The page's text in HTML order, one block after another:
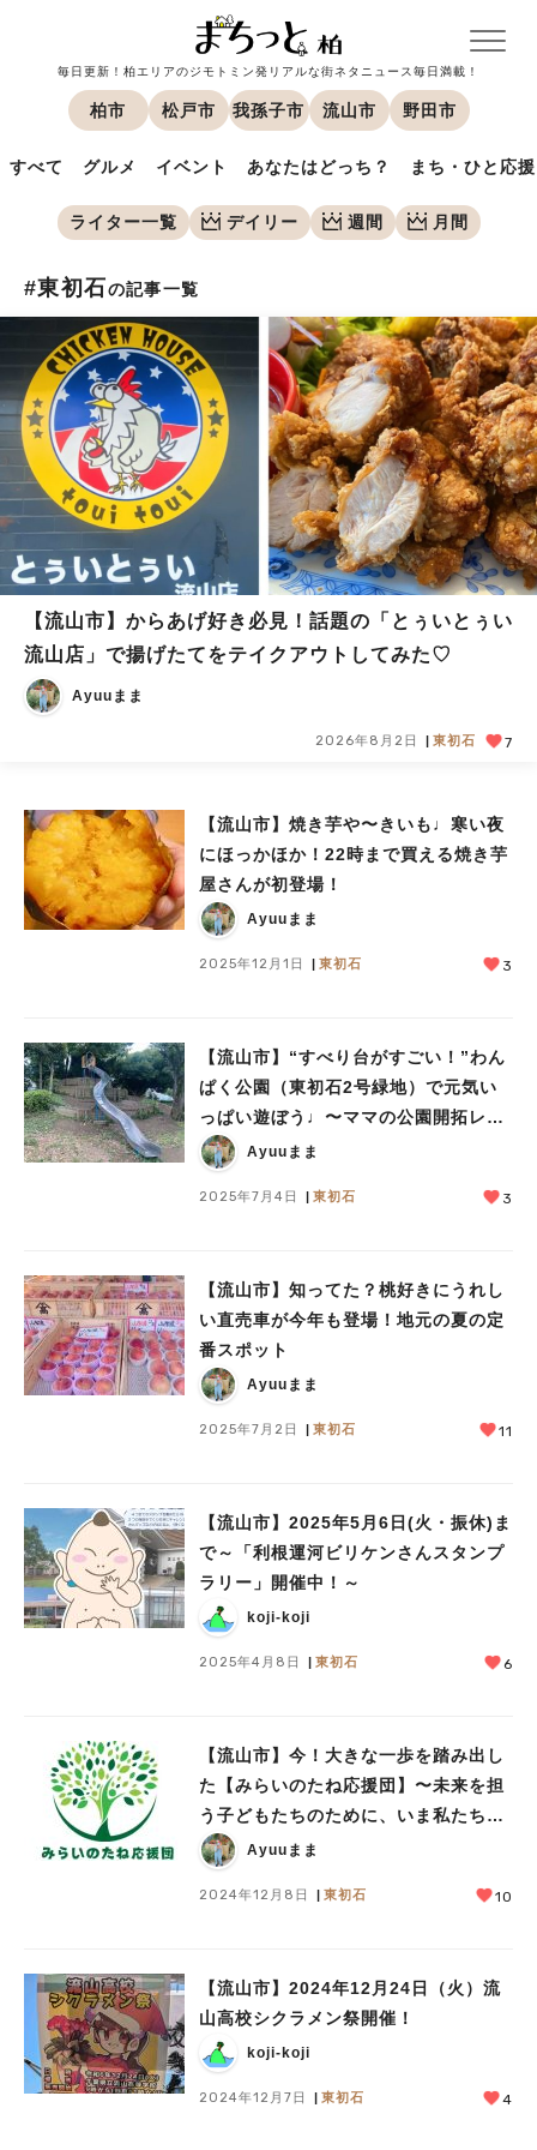
毎日更新！柏エリアのジモトミン発リアルな街ネタニュース毎日満載！
柏市 松戸市 我孫子市 流山市 野田市
すべて グルメ イベント あなたはどっち？ まち・ひと応援
ライター一覧 デイリー 週間 月間
#東初石の記事一覧
【流山市】からあげ好き必見！話題の「とぅいとぅい
流山店」で揚げたてをテイクアウトしてみた♡
Ayuuまま
2026年8月2日 東初石 7
【流山市】焼き芋や〜きいも♩寒い夜
にほっかほか！22時まで買える焼き芋
屋さんが初登場！
Ayuuまま
2025年12月1日 東初石 3
【流山市】“すべり台がすごい！”わん
ぱく公園（東初石2号緑地）で元気い
っぱい遊ぼう♩〜ママの公園開拓レ
ポ〜
Ayuuまま
2025年7月4日 東初石 3
【流山市】知ってた？桃好きにうれし
い直売車が今年も登場！地元の夏の定
番スポット
Ayuuまま
2025年7月2日 東初石 11
【流山市】2025年5月6日(火・振休)ま
で～「利根運河ビリケンさんスタンプ
ラリー」開催中！～
koji-koji
2025年4月8日 東初石 6
【流山市】今！大きな一歩を踏み出し
た【みらいのたね応援団】〜未来を担
う子どもたちのために、いま私たちが
できることを〜密着取材vol.1
Ayuuまま
2024年12月8日 東初石 10
【流山市】2024年12月24日（火）流
山高校シクラメン祭開催！
koji-koji
2024年12月7日 東初石 4